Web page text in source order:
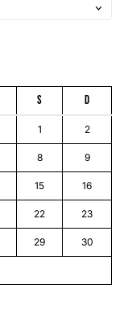
S D
1 2
8 9
15 16
22 23
29 30